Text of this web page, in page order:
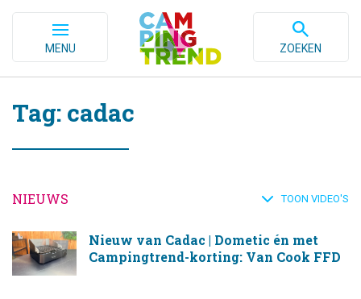
MENU ZOEKEN
Tag: cadac
NIEUWS TOON VIDEO'S
Nieuw van Cadac | Dometic én met
Campingtrend-korting: Van Cook FFD